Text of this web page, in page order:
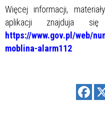
Więcej informacji,
aplikacji znajduja
https://www.gov.pl/web/
moblina-alarm112